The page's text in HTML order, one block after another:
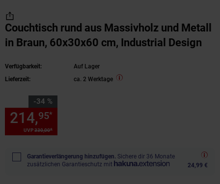
Couchtisch rund aus Massivholz und Metall
in Braun, 60x30x60 cm, Industrial Design
Verfügbarkeit:
Auf Lager
Lieferzeit:
ca. 2 Werktage
-34 %
Sie Sparen 34 Prozent,
UVP330,00*
214,95*
Garantieverlängerung hinzufügen. Sichere dir 36 Monate
zusätzlichen Garantieschutz mit
24,99 €